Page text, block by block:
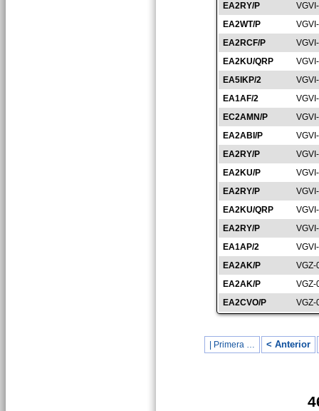
EA2RY/P
EA2WT/P
EA2RCF/P
EA2KU/QRP
EA5IKP/2
EA1AF/2
EC2AMN/P
EA2ABI/P
EA2RY/P
EA2KU/P
EA2RY/P
EA2KU/QRP
EA2RY/P
EA1AP/2
EA2AK/P
VGZ-
EA2AK/P
VGZ-
EA2CVO/P
VGZ-
| Primera … < Anterior